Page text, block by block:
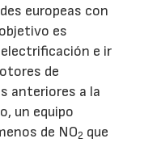
europeas con
es
e ir
de
anteriores a la
un equipo
de NO2 que